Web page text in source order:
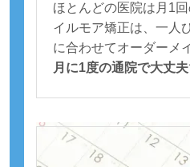
ほとんどの医院は月1
イルモア矯正は、一人
に合わせてオーダーメ
月に1度の通院で大丈夫